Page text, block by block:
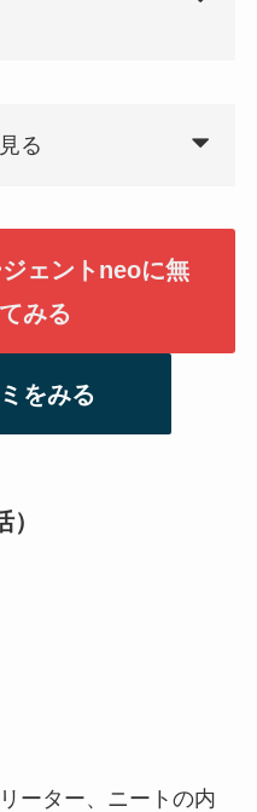
る
ェントneoに無
みる
をみる
ーター、ニートの内